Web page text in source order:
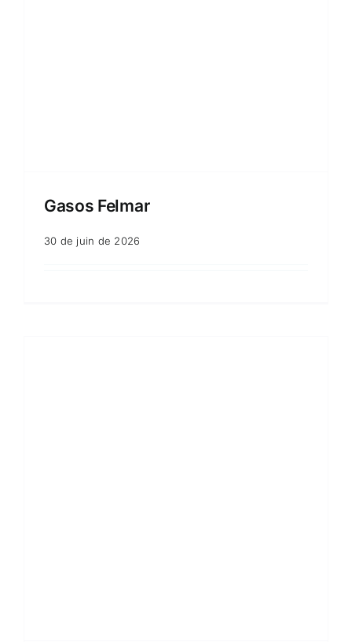
Gasos Felmar
30 de juin de 2026